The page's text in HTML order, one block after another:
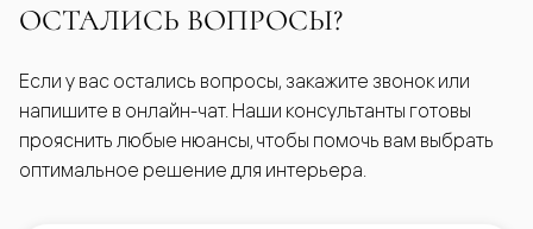
ОСТАЛИСЬ ВОПРОСЫ?
Если у вас остались вопросы, закажите звонок или
напишите в онлайн-чат. Наши консультанты готовы
прояснить любые нюансы, чтобы помочь вам выбрать
оптимальное решение для интерьера.